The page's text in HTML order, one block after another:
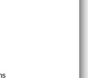
Din e-mail